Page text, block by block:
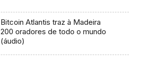
Bitcoin Atlantis traz à Madeira
200 oradores de todo o mundo
(áudio)